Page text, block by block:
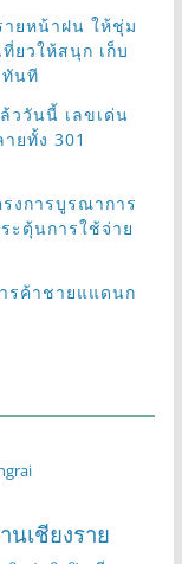
ายหน้าฝน ให้ชุ่ม
ยวให้สนุก เก็บ
นที
ววันนี้ เลขเด่น
ยทั้ง 301
งการบูรณาการ
ะตุ้นการใช้จ่าย
รค้าชายแแดนก
นเชียงราย